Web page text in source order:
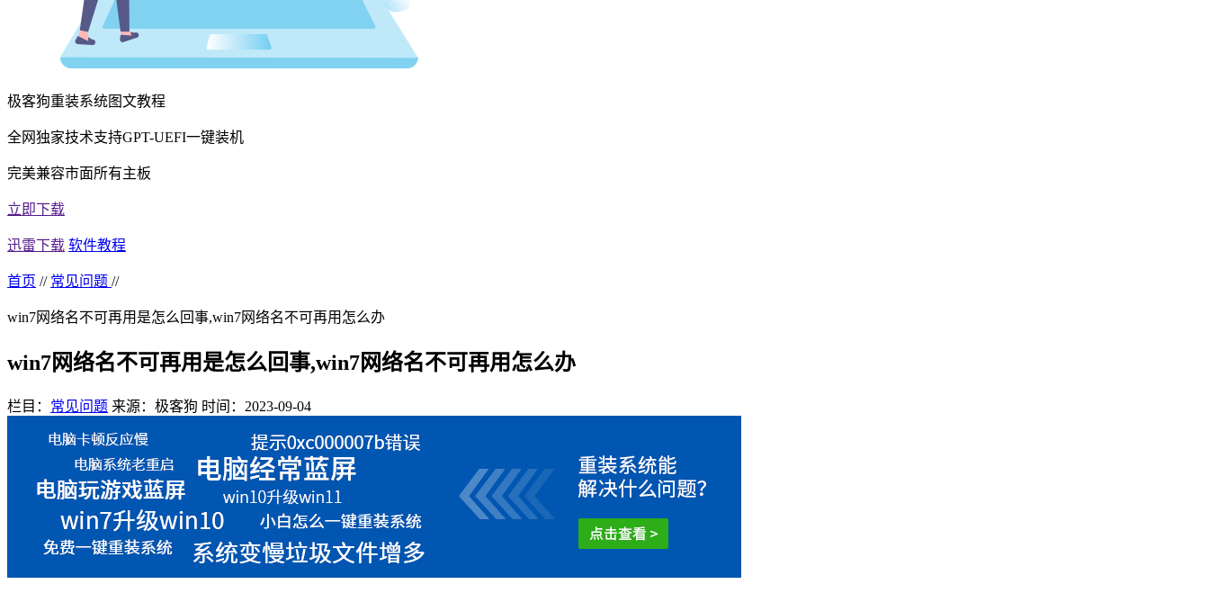
极客狗重装系统图文教程
全网独家技术支持GPT-UEFI一键装机
完美兼容市面所有主板
立即下载
迅雷下载 软件教程
首页 // 常见问题 //
win7网络名不可再用是怎么回事,win7网络名不可再用怎么办
win7网络名不可再用是怎么回事,win7网络名不可再用怎么办
栏目： 常见问题 来源：极客狗 时间：2023-09-04